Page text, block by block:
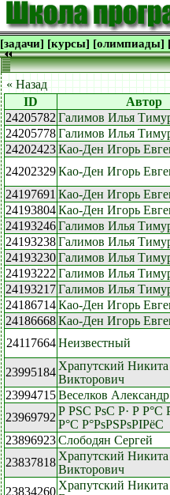
[задачи] [курсы] [олимпиады]
« Назад
ID Автор
24205782 Галимов Илья
24205778Галимов Илья
24202423Као-Ден Игорь
24202329Као-Ден Игорь
24197691 Као-Ден Игорь
24193804Као-Ден Игорь
24193246Галимов Илья
24193238Галимов Илья
24193230Галимов Илья
24193222 Галимов Илья
24193217Галимов Илья
24186714Као-Ден Игорь
24186668Као-Ден Игорь
24117664 Неизвестный
23995184 Храпутский Никита
Викторович
23994715Веселков
23969792 Р РЅС РѕС Р· Р Р°С
Р°С Р°РѕРЅРѕРІРёС
23896923Слободян Сергей
23837818 Храпутский Никита
Викторович
23834260 Храпутский Никита